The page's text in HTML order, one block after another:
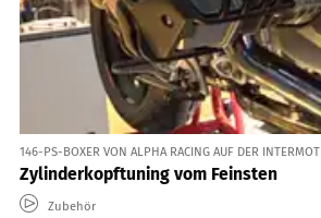
146-PS-BOXER VON ALPHA RACING AUF DER INTERMOT
Zylinderkopftuning vom Feinsten
Zubehör